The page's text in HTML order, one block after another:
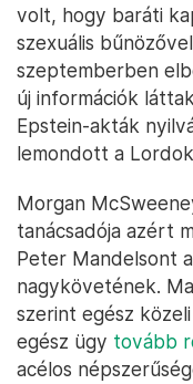
volt, hogy baráti
szexuális
szeptemberben
új információk
Epstein-akták
lemondott a
Morgan
tanácsadója azért
Peter Mandelsont
nagykövetének.
szerint egész
egész ügy tovább
acélos